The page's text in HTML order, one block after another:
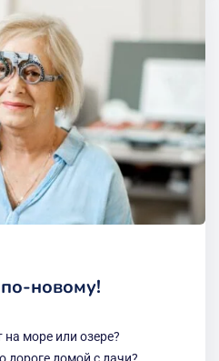
новому!
море или озере?